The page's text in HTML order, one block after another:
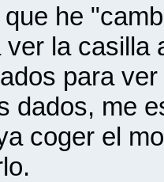
he
ver la casilla
para
dados, me
coger el